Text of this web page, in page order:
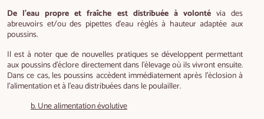
De l’eau propre et fraîche est distribuée à volontévia des
abreuvoirs et/ou des pipettes d’eau réglés à hauteur adaptée aux
poussins.
Il est à noter que de nouvelles pratiques se développent permettant
aux poussins d’éclore directement dans l’élevage où ils vivront ensuite.
Dans ce cas, les poussins accèdent immédiatement après l’éclosion à
l’alimentation et à l’eau distribuées dans le poulailler.
b. Une alimentation évolutive